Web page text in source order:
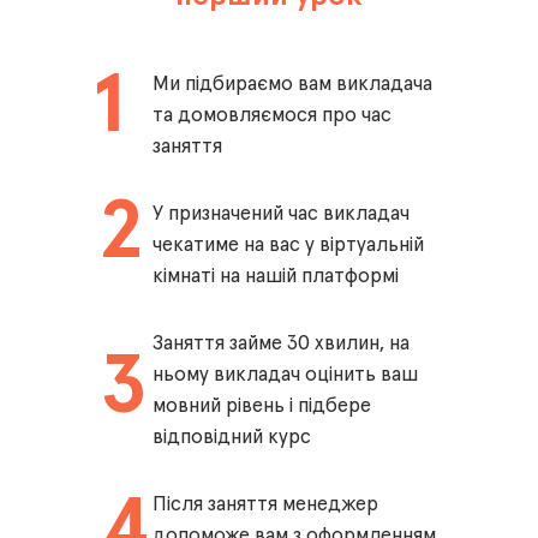
1
Ми підбираємо вам викладача
та домовляємося про час
заняття
2
У призначений час викладач
чекатиме на вас у віртуальній
кімнаті на нашій платформі
3
Заняття займе 30 хвилин, на
ньому викладач оцінить ваш
мовний рівень і підбере
відповідний курс
Після заняття менеджер